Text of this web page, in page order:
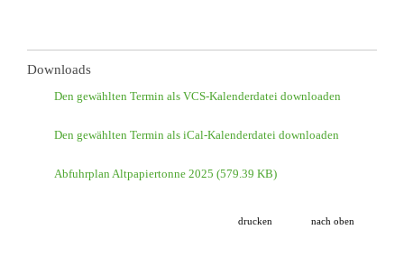
Downloads
Den gewählten Termin als VCS-Kalenderdatei downloaden
Den gewählten Termin als iCal-Kalenderdatei downloaden
Abfuhrplan Altpapiertonne 2025 (579.39 KB)
drucken nach oben